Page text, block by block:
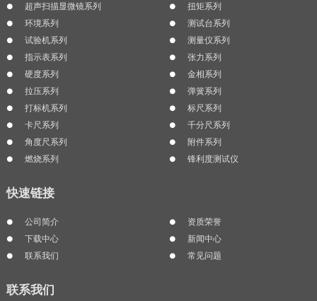
超声扫描显微镜系列
扭矩系列
环境系列
测试台系列
试验机系列
测量仪系列
指示表系列
张力系列
硬度系列
金相系列
拉压系列
弹簧系列
打标机系列
标尺系列
卡尺系列
千分尺系列
角度尺系列
附件系列
燃烧系列
锋利度测试仪
快速链接
公司简介
资质荣誉
下载中心
新闻中心
联系我们
常见问题
联系我们